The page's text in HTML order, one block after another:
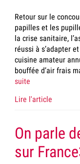
Retour sur le
papilles et les
la crise sanitaire,
réussi à s’adapter
cuisine amateur
bouffée d’air frais
suite
Lire l'article
On parle
sur